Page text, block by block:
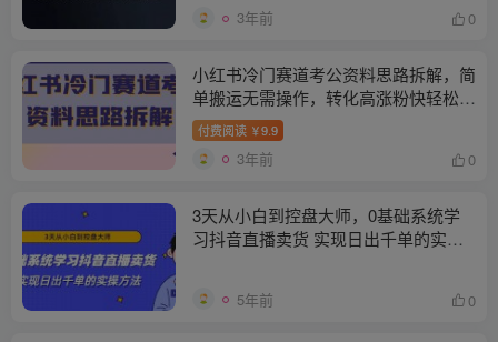
3年前 0
小红书冷门赛道考公资料思路拆解，简
单搬运无需操作，转化高涨粉快轻松月
入过万
付费阅读 ￥9.9
3年前 0
3天从小白到控盘大师，0基础系统学
习抖音直播卖货 实现日出千单的实操
5年前 0